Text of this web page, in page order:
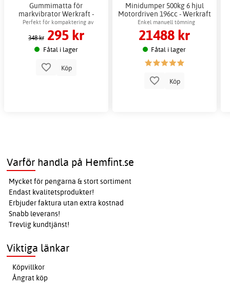
Gummimatta för
markvibrator Werkraft -
Skyddar stenplattor effektivt
Perfekt för kompaktering av
stenplattor
348 kr 295 kr
Fåtal i lager
Köp
Minidumper 500kg 6 hjul
Motordriven 196cc - Werkraft
trädgårdsmaskiner
Enkel manuell tömning
21488 kr
Fåtal i lager
Köp
Varför handla på Hemfint.se
Mycket för pengarna & stort sortiment
Endast kvalitetsprodukter!
Erbjuder faktura utan extra kostnad
Snabb leverans!
Trevlig kundtjänst!
Viktiga länkar
Köpvillkor
Ångrat köp